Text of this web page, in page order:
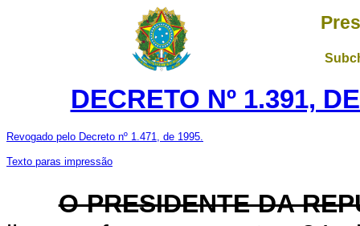
DECRETO Nº 1.391,
Revogado pelo Decreto nº 1.471, de 1995.
Texto paras impressão
O PRESIDENTE DA